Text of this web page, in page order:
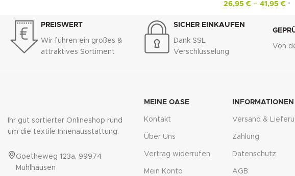
26,95€ –41,95€ *
PREISWERT
Wir führen ein großes &
attraktives Sortiment
SICHER EINKAUFEN
Dank SSL
Verschlüsselung
Von
Ihr gut sortierter Onlineshop rund
um die textile Innenausstattung.
Goetheweg 123a, 99974
Mühlhausen
MEINE OASE
Kontakt
Über Uns
Vertrag widerrufen
Mein Konto
INFORMATIONEN
Versand &
Zahlung
Datenschutz
AGB